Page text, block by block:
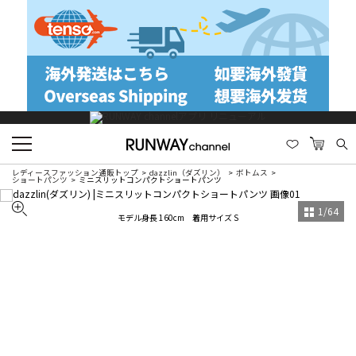
レディースファッション通販トップ dazzlin（ダズリン） ボトムス
ショートパンツ ミニスリットコンパクトショートパンツ
モデル身長 160cm 着用サイズ S 1 /64